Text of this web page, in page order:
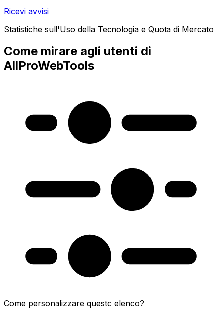
Ricevi avvisi
Statistiche sull'Uso della Tecnologia e Quota di Mercato
Come mirare agli utenti di
AllProWebTools
Come personalizzare questo elenco?